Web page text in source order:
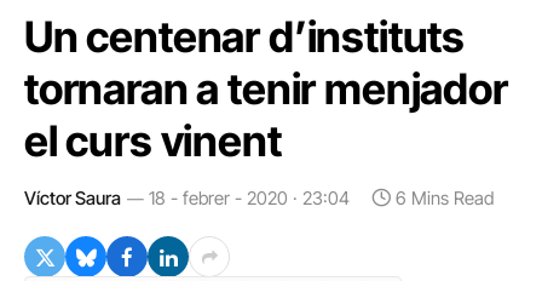
Un centenar d’instituts
tornaran a tenir menjador
el curs vinent
Víctor Saura 18 - febrer - 2020 · 23:04 6 Mins Read